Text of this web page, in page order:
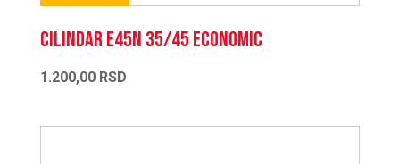
CILINDAR E45N 35/45 ECONOMIC
1.200,00 RSD